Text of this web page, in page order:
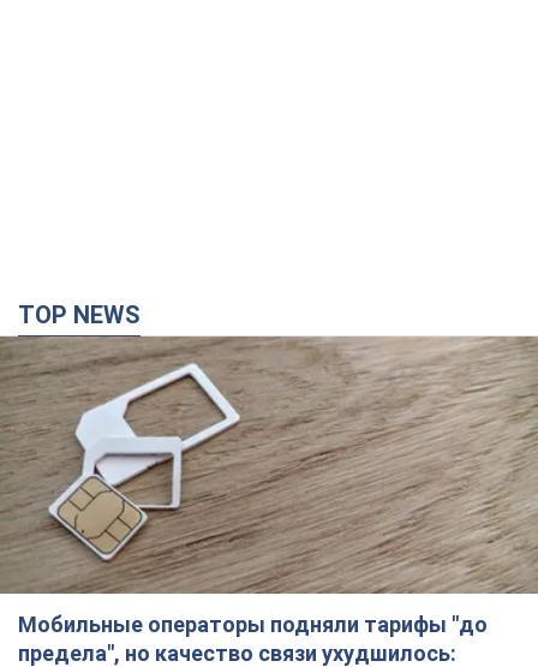
TOP NEWS
Мобильные операторы подняли тарифы "до
предела", но качество связи ухудшилось: